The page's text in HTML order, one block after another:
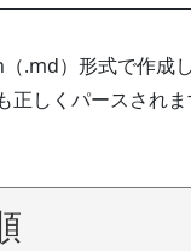
.md）形式で作成
しくパースされま